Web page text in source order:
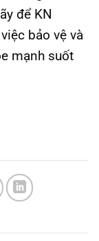
để KN
bảo vệ và
mạnh suốt